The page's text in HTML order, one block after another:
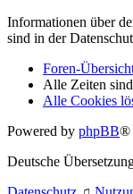
Informationen über
sind in der
Foren-
Alle Zeiten sind
Alle Cookies
Powered by phpBB®
Deutsche